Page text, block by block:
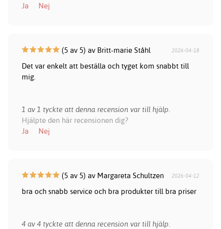
Ja
Nej
(5 av 5) av Britt-marie Ståhl 2026-04-18
Det var enkelt att beställa och tyget kom snabbt till
mig.
1 av 1 tyckte att denna recension var till hjälp.
Hjälpte den här recensionen dig?
Ja
Nej
(5 av 5) av Margareta Schultzen 2026-04-12
bra och snabb service och bra produkter till bra priser
4 av 4 tyckte att denna recension var till hjälp.